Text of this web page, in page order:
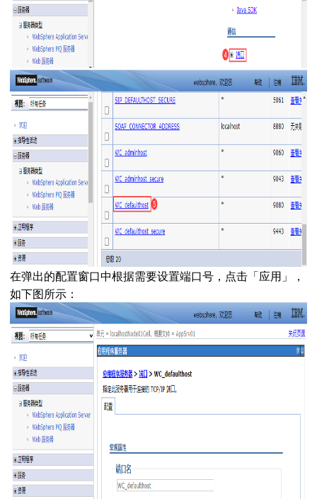
在弹出的配置窗口中根据需要设置端口号，点击「应用」，
如下图所示：